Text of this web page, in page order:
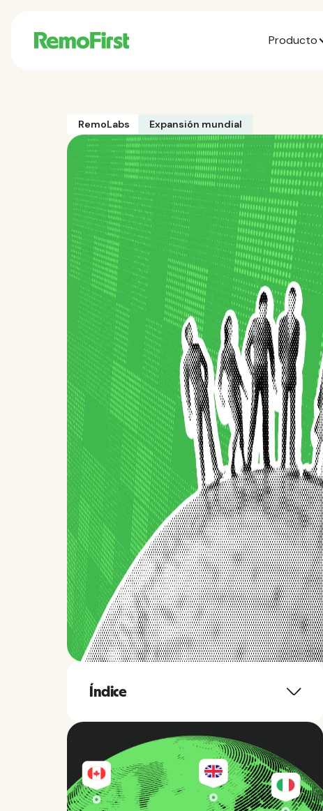
Producto
RemoLabs Expansión mundial
Índice